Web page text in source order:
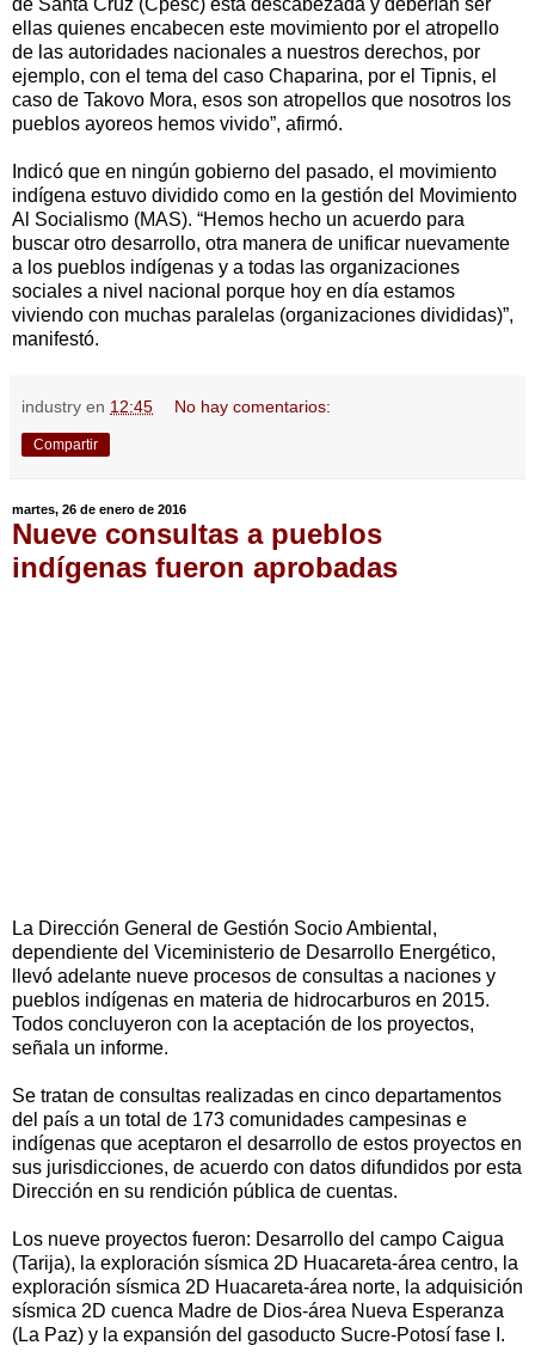
ellas quienes encabecen este movimiento por el atropello
de las autoridades nacionales a nuestros derechos, por
ejemplo, con el tema del caso Chaparina, por el Tipnis, el
caso de Takovo Mora, esos son atropellos que nosotros los
pueblos ayoreos hemos vivido”, afirmó.
Indicó que en ningún gobierno del pasado, el movimiento
indígena estuvo dividido como en la gestión del Movimiento
Al Socialismo (MAS). “Hemos hecho un acuerdo para
buscar otro desarrollo, otra manera de unificar nuevamente
a los pueblos indígenas y a todas las organizaciones
sociales a nivel nacional porque hoy en día estamos
viviendo con muchas paralelas (organizaciones divididas)”,
manifestó.
industry en 12:45 No hay comentarios:
Compartir
martes, 26 de enero de 2016
Nueve consultas a pueblos
indígenas fueron aprobadas
La Dirección General de Gestión Socio Ambiental,
dependiente del Viceministerio de Desarrollo Energético,
llevó adelante nueve procesos de consultas a naciones y
pueblos indígenas en materia de hidrocarburos en 2015.
Todos concluyeron con la aceptación de los proyectos,
señala un informe.
Se tratan de consultas realizadas en cinco departamentos
del país a un total de 173 comunidades campesinas e
indígenas que aceptaron el desarrollo de estos proyectos en
sus jurisdicciones, de acuerdo con datos difundidos por esta
Dirección en su rendición pública de cuentas.
Los nueve proyectos fueron: Desarrollo del campo Caigua
(Tarija), la exploración sísmica 2D Huacareta-área centro, la
exploración sísmica 2D Huacareta-área norte, la adquisición
sísmica 2D cuenca Madre de Dios-área Nueva Esperanza
(La Paz) y la expansión del gasoducto Sucre-Potosí fase I.